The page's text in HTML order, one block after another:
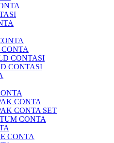
CONTA
CONTASI
CONTASI
CONTA
CONTA SET
CONTA
CONTA